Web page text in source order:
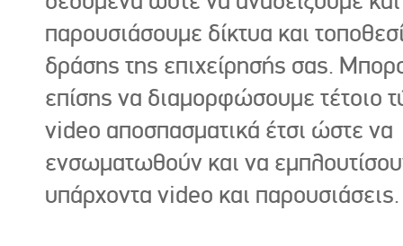
παρουσιάσουμε δίκτυα και
δράσης της επιχείρησής σας.
επίσης να διαμορφώσουμε τέτοιο
video αποσπασματικά έτσι ώστε να
ενσωματωθούν και να
υπάρχοντα video και παρουσιάσεις.